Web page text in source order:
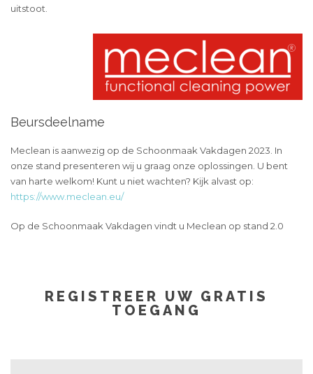
uitstoot.
Beursdeelname
Meclean is aanwezig op de Schoonmaak Vakdagen 2023. In
onze stand presenteren wij u graag onze oplossingen. U bent
van harte welkom! Kunt u niet wachten? Kijk alvast op:
https://www.meclean.eu/
Op de Schoonmaak Vakdagen vindt u Meclean op stand 2.0
REGISTREER UW GRATIS
TOEGANG